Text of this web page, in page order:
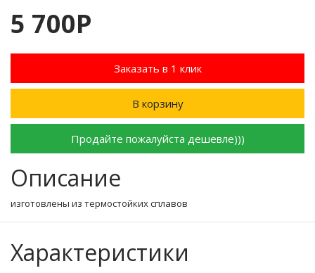
5 700Р
Заказать в 1 клик
В корзину
Продайте пожалуйста дешевле)))
Описание
изготовлены из термостойких сплавов
Характеристики